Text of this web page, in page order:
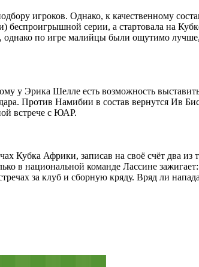
игроков. Однако, к качественному
беспроигрышной серии, а стартовала на
по игре малийцы были ощутимо
у Эрика Шелле есть возможность
Против Намибии в состав вернутся Ив
встрече с ЮАР.
Кубка Африки, записав на своё счёт два
в национальной команде Лассине
за клуб и сборную кряду. Вряд ли